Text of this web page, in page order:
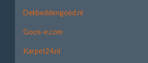
Dekbeddengoed.nl
Goos-e.com
Karpet24.nl